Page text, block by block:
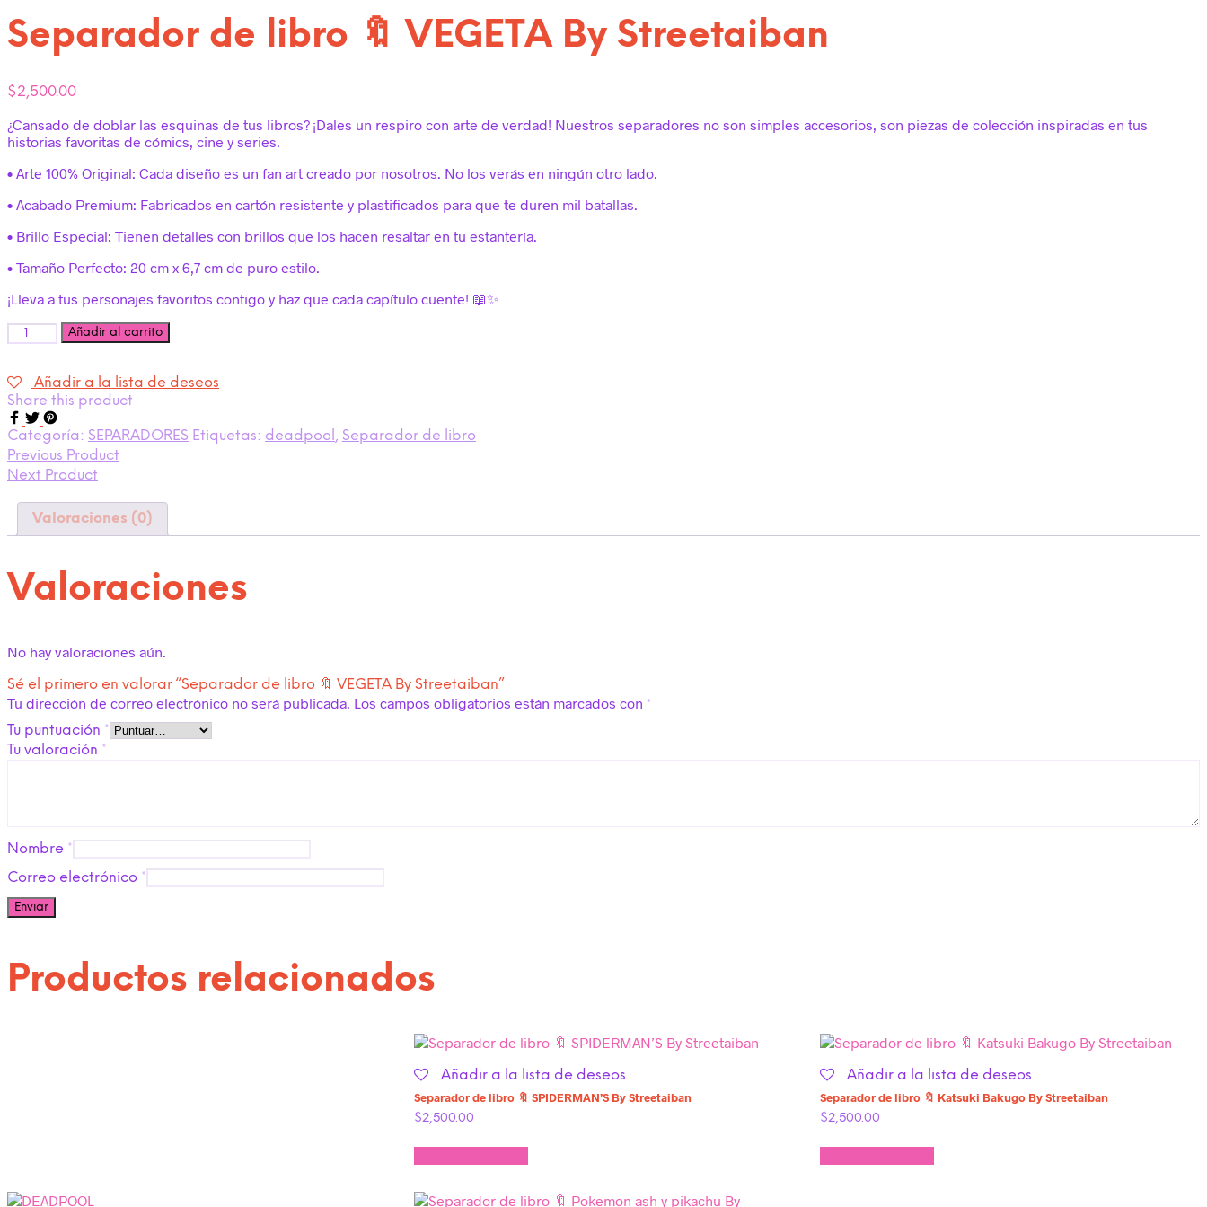
Separador de libro 🔖 VEGETA By Streetaiban
$2,500.00
¿Cansado de doblar las esquinas de tus libros? ¡Dales un respiro con arte de verdad! Nuestros separadores no son simples accesorios, son piezas de colección inspiradas en tus
historias favoritas de cómics, cine y series.
• Arte 100% Original: Cada diseño es un fan art creado por nosotros. No los verás en ningún otro lado.
• Acabado Premium: Fabricados en cartón resistente y plastificados para que te duren mil batallas.
• Brillo Especial: Tienen detalles con brillos que los hacen resaltar en tu estantería.
• Tamaño Perfecto: 20 cm x 6,7 cm de puro estilo.
¡Lleva a tus personajes favoritos contigo y haz que cada capítulo cuente! 📖✨
CantidadAñadir al carrito
Añadir a la lista de deseos
Share this product
Categoría: SEPARADORES Etiquetas: deadpool , Separador de libro
Previous Product
Next Product
Valoraciones (0)
Valoraciones
No hay valoraciones aún.
Sé el primero en valorar “Separador de libro 🔖 VEGETA By Streetaiban”
Tu dirección de correo electrónico no será publicada. Los campos obligatorios están marcados con *
Tu puntuación *
Tu valoración *
Nombre *
Correo electrónico *
Productos relacionados
Añadir a la lista de deseos
Separador de libro 🔖 SPIDERMAN’S By Streetaiban
$2,500.00
Añadir a la lista de deseos
Separador de libro 🔖 Katsuki Bakugo By Streetaiban
$2,500.00